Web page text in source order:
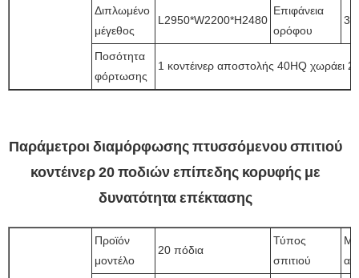
Διπλωμένο
μέγεθος
L2950*W2200*H2480
Επιφάνεια
ορόφου
Ποσότητα
φόρτωσης
1 κοντέινερ αποστολής 40HQ χωράει 2
Παράμετροι διαμόρφωσης πτυσσόμενου σπιτιού
κοντέινερ 20 ποδιών επίπεδης κορυφής με
δυνατότητα επέκτασης
Προϊόν
μοντέλο
20 πόδια
Τύπος
σπιτιού